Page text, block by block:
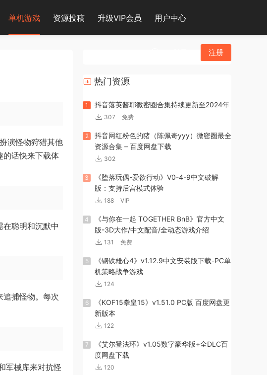
单机游戏 资源投稿 升级VIP会员 用户中心
注册
演怪物狩猎其他
的话快来下载体
聪明和沉默中
追捕怪物。每次
军械库来对抗怪
热门资源
1 抖音落英酱耶微密圈合集持续更新至2024年
307 免费
2
抖音网红粉色的猪（陈佩奇yyy）微密圈最全
资源合集 – 百度网盘下载
302
3
《堕落玩偶-爱欲行动》V0-4-9中文破解
版：支持后宫模式体验
188 VIP
4
《与你在一起 TOGETHER BnB》官方中文
版-3D大作/中文配音/全动态游戏介绍
131 免费
5
《钢铁雄心4》v1.12.9中文安装版下载-PC单
机策略战争游戏
124
6
《KOF15拳皇15》v1.51.0 PC版 百度网盘更
新版本
122
7
《艾尔登法环》v1.05数字豪华版+全DLC百
度网盘下载
120